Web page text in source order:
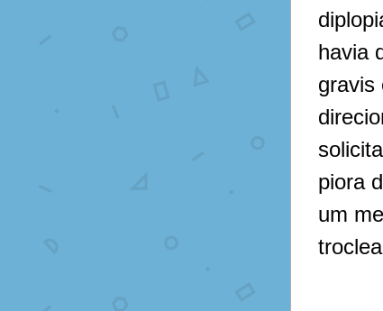
havia
gravis
piora
um